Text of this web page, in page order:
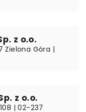
z o.o.
Zielona Góra |
z o.o.
| 02-237